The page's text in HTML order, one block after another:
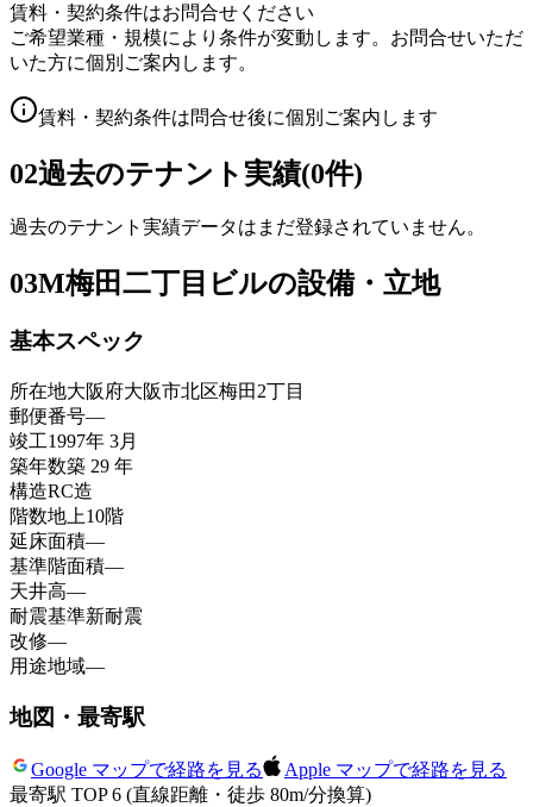
賃料・契約条件はお問合せください
ご希望業種・規模により条件が変動します。お問合せいただ
いた方に個別ご案内します。
賃料・契約条件は問合せ後に個別ご案内します
02過去のテナント実績(0件)
過去のテナント実績データはまだ登録されていません。
03M梅田二丁目ビルの設備・立地
基本スペック
所在地大阪府大阪市北区梅田2丁目
郵便番号—
竣工1997年 3月
築年数築 29 年
構造RC造
階数地上10階
延床面積—
基準階面積—
天井高—
耐震基準新耐震
改修—
用途地域—
地図・最寄駅
Google マップで経路を見る
Apple マップで経路を見る
最寄駅 TOP 6 (直線距離・徒歩 80m/分換算)